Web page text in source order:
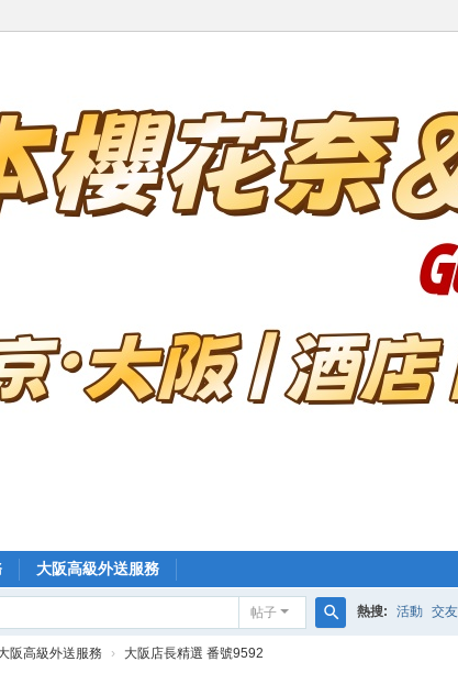
大阪高級外送服務
帖子 熱搜: 活動 交友
阪高級外送服務 › 大阪店長精選 番號9592